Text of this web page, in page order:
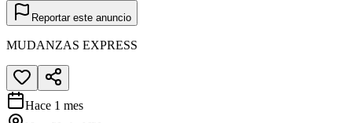
Reportar este anuncio
MUDANZAS EXPRESS
Hace 1 mes